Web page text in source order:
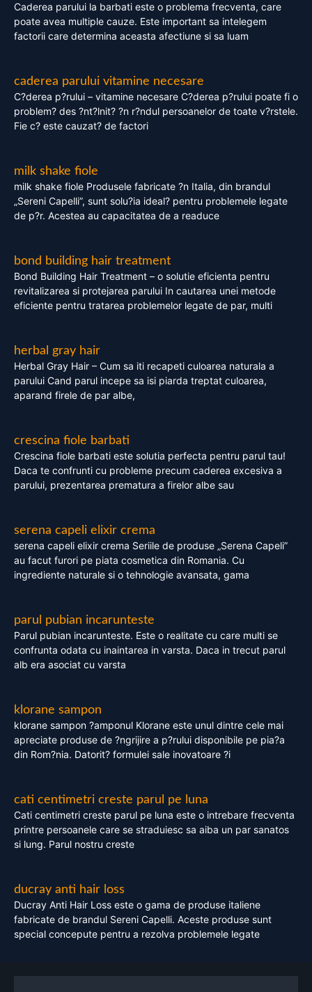
Caderea parului la barbati este o problema frecventa, care
poate avea multiple cauze. Este important sa intelegem
factorii care determina aceasta afectiune si sa luam
caderea parului vitamine necesare
C?derea p?rului – vitamine necesare C?derea p?rului poate fi o
problem? des ?nt?lnit? ?n r?ndul persoanelor de toate v?rstele.
Fie c? este cauzat? de factori
milk shake fiole
milk shake fiole Produsele fabricate ?n Italia, din brandul
„Sereni Capelli”, sunt solu?ia ideal? pentru problemele legate
de p?r. Acestea au capacitatea de a readuce
bond building hair treatment
Bond Building Hair Treatment – o solutie eficienta pentru
revitalizarea si protejarea parului In cautarea unei metode
eficiente pentru tratarea problemelor legate de par, multi
herbal gray hair
Herbal Gray Hair – Cum sa iti recapeti culoarea naturala a
parului Cand parul incepe sa isi piarda treptat culoarea,
aparand firele de par albe,
crescina fiole barbati
Crescina fiole barbati este solutia perfecta pentru parul tau!
Daca te confrunti cu probleme precum caderea excesiva a
parului, prezentarea prematura a firelor albe sau
serena capeli elixir crema
serena capeli elixir crema Seriile de produse „Serena Capeli”
au facut furori pe piata cosmetica din Romania. Cu
ingrediente naturale si o tehnologie avansata, gama
parul pubian incarunteste
Parul pubian incarunteste. Este o realitate cu care multi se
confrunta odata cu inaintarea in varsta. Daca in trecut parul
alb era asociat cu varsta
klorane sampon
klorane sampon ?amponul Klorane este unul dintre cele mai
apreciate produse de ?ngrijire a p?rului disponibile pe pia?a
din Rom?nia. Datorit? formulei sale inovatoare ?i
cati centimetri creste parul pe luna
Cati centimetri creste parul pe luna este o intrebare frecventa
printre persoanele care se straduiesc sa aiba un par sanatos
si lung. Parul nostru creste
ducray anti hair loss
Ducray Anti Hair Loss este o gama de produse italiene
fabricate de brandul Sereni Capelli. Aceste produse sunt
special concepute pentru a rezolva problemele legate